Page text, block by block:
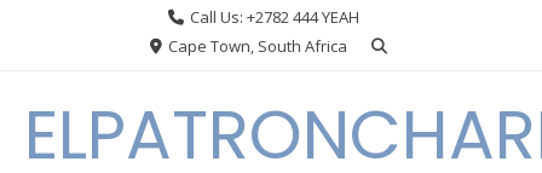
Call Us: +2782 444 YEAH
Cape Town, South Africa